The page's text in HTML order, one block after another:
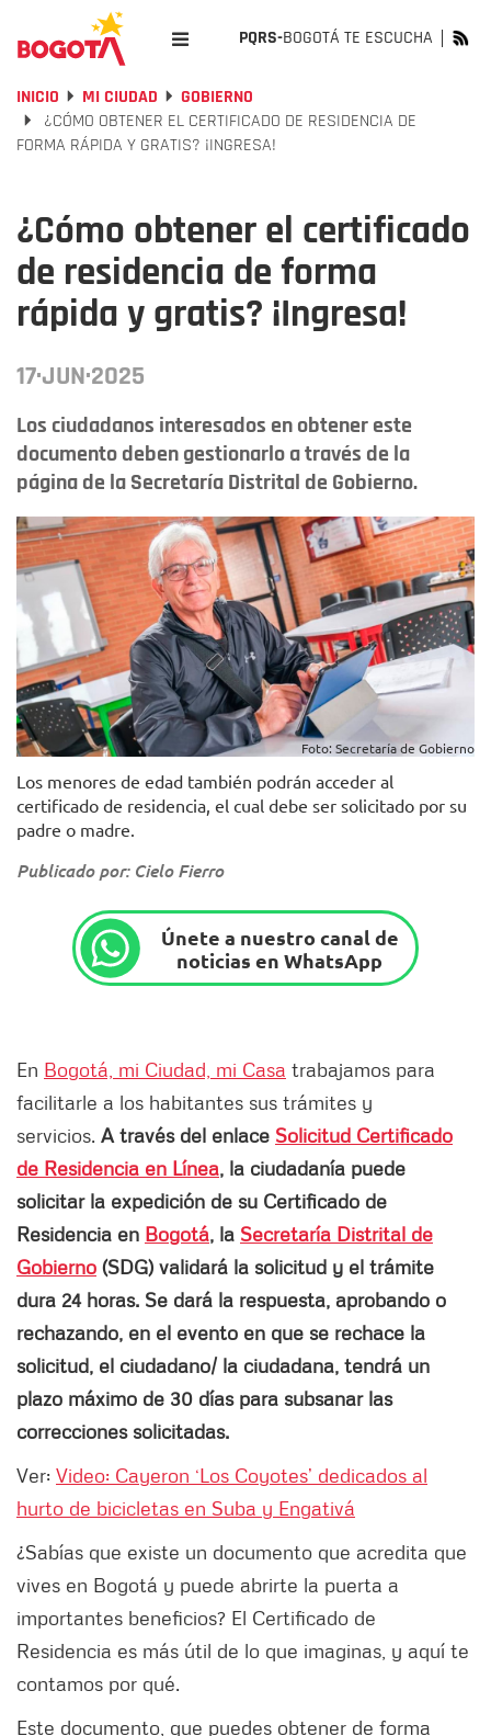
PQRS-BOGOTÁ TE ESCUCHA
INICIO MI CIUDAD
GOBIERNO
¿CÓMO OBTENER EL CERTIFICADO DE RESIDENCIA DE
FORMA RÁPIDA Y GRATIS? ¡INGRESA!
¿Cómo obtener el certificado
de residencia de forma
rápida y gratis? ¡Ingresa!
17·JUN·2025
Los ciudadanos interesados en obtener este
documento deben gestionarlo a través de la
página de la Secretaría Distrital de Gobierno.
Foto: Secretaría de Gobierno
Los menores de edad también podrán acceder al
certificado de residencia, el cual debe ser solicitado por su
padre o madre.
Publicado por: Cielo Fierro
Únete a nuestro canal de
noticias en WhatsApp
En Bogotá, mi Ciudad, mi Casa trabajamos para
facilitarle a los habitantes sus trámites y
servicios. A través del enlace Solicitud Certificado
de Residencia en Línea, la ciudadanía puede
solicitar la expedición de su Certificado de
Residencia en Bogotá, la Secretaría Distrital de
Gobierno (SDG) validará la solicitud y el trámite
dura 24 horas. Se dará la respuesta, aprobando o
rechazando, en el evento en que se rechace la
solicitud, el ciudadano/ la ciudadana, tendrá un
plazo máximo de 30 días para subsanar las
correcciones solicitadas.
Ver: Video: Cayeron ‘Los Coyotes’ dedicados al
hurto de bicicletas en Suba y Engativá
¿Sabías que existe un documento que acredita que
vives en Bogotá y puede abrirte la puerta a
importantes beneficios? El Certificado de
Residencia es más útil de lo que imaginas, y aquí te
contamos por qué.
Este documento, que puedes obtener de forma